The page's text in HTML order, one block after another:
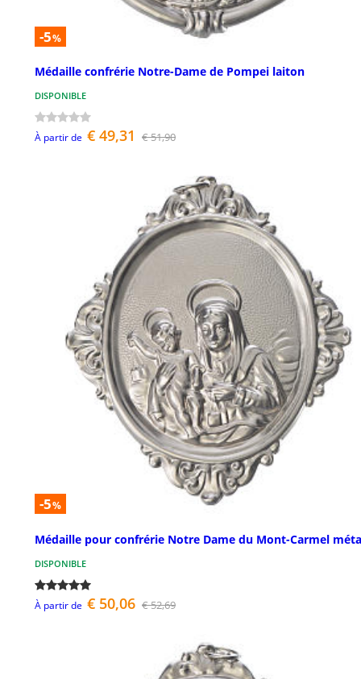
-5%
Médaille confrérie Notre-Dame de Pompei laiton
DISPONIBLE
À partir de € 49,31 € 51,90
-5%
Médaille pour confrérie Notre Dame du Mont-Carmel
DISPONIBLE
À partir de € 50,06 € 52,69